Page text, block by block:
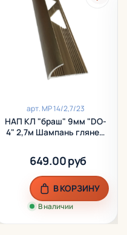
арт.МР 14/2,7/23
НАП КЛ "браш" 9мм "DO-
4" 2,7м Шампань глянец
649.00 руб
В наличии
В КОРЗИНУ